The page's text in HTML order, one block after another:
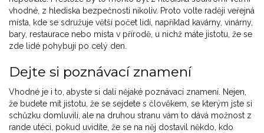
vhodné, z hlediska bezpečnosti nikoliv. Proto volte raději veřejná
místa, kde se sdružuje větší počet lidí, například kavárny, vinárny,
bary, restaurace nebo místa v přírodě, u nichž máte jistotu, že se
zde lidé pohybují po celý den.
Dejte si poznávací znamení
Vhodné je i to, abyste si dali nějaké poznávací znamení. Nejen,
že budete mít jistotu, že se sejdete s člověkem, se kterým jste si
schůzku domluvili, ale na druhou stranu vám to dává možnost z
rande utéci, pokud uvidíte, že se na něj dostavil někdo, kdo